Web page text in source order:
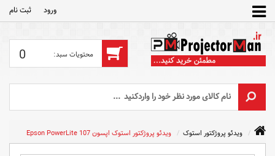
ورود ثبت‌ نام
0
ویدئو پروژکتور استوک ویدئو پروژکتور استوک اپسون Epson PowerLite 107